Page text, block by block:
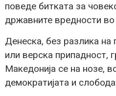
поведе битката за
државните вредности
Денеска, без разлика на
или верска припадност,
Македонија се на нозе,
демократијата и